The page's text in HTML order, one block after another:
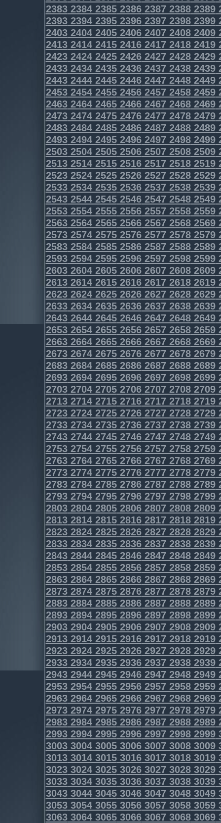
2383238423852386238723882389
2393239423952396239723982399
2403240424052406240724082409
2413241424152416241724182419
2423242424252426242724282429
2433243424352436243724382439
2443244424452446244724482449
2453245424552456245724582459
2463246424652466246724682469
2473247424752476247724782479
2483248424852486248724882489
2493249424952496249724982499
2503250425052506250725082509
2513251425152516251725182519
2523252425252526252725282529
2533253425352536253725382539
2543254425452546254725482549
2553255425552556255725582559
2563256425652566256725682569
2573257425752576257725782579
2583258425852586258725882589
2593259425952596259725982599
2603260426052606260726082609
2613261426152616261726182619
2623262426252626262726282629
2633263426352636263726382639
2643264426452646264726482649
2653265426552656265726582659
2663266426652666266726682669
2673267426752676267726782679
2683268426852686268726882689
2693269426952696269726982699
2703270427052706270727082709
2713271427152716271727182719
2723272427252726272727282729
2733273427352736273727382739
2743274427452746274727482749
2753275427552756275727582759
2763276427652766276727682769
2773277427752776277727782779
2783278427852786278727882789
2793279427952796279727982799
2803280428052806280728082809
2813281428152816281728182819
2823282428252826282728282829
2833283428352836283728382839
2843284428452846284728482849
2853285428552856285728582859
2863286428652866286728682869
2873287428752876287728782879
2883288428852886288728882889
2893289428952896289728982899
2903290429052906290729082909
2913291429152916291729182919
2923292429252926292729282929
2933293429352936293729382939
2943294429452946294729482949
2953295429552956295729582959
2963296429652966296729682969
2973297429752976297729782979
2983298429852986298729882989
2993299429952996299729982999
3003300430053006300730083009
3013301430153016301730183019
3023302430253026302730283029
3033303430353036303730383039
3043304430453046304730483049
3053305430553056305730583059
3063306430653066306730683069